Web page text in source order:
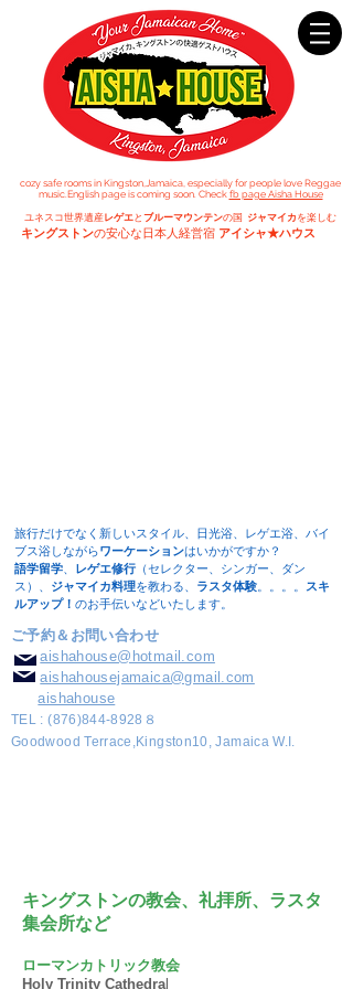
cozy safe rooms in Kingston,Jamaica, especially for people love Reggae
music.English page is coming soon. Check fb page Aisha House
ユネスコ世界遺産レゲエと ブルーマウンテンの国 ジャマイカ を楽しむ
キングストンの安心な日本人経営宿 アイシャ★ハウス
旅行だけでなく新しいスタイル、日光浴、レゲエ浴、バイ
ブス浴しながらワーケーションはいかがですか？
語学留学、 レゲエ修行 （セレクター、シンガー、ダン
ス）、 ジャマイカ料理を教わる、 ラスタ体験。。。。 スキ
ルアップ！ のお手伝いなどいたします。​
ご予約＆お問い合わせ
aishahouse@hotmail.com
aishahousejamaica@gmail.com
aishahouse
TEL :(876)844-8928 ８
Goodwood Terrace,Kingston10, Jamaica W.I.
キングストンの教会、礼拝所、ラスタ
集会所など
ローマンカトリック教会
Holy Trinity Cathedral